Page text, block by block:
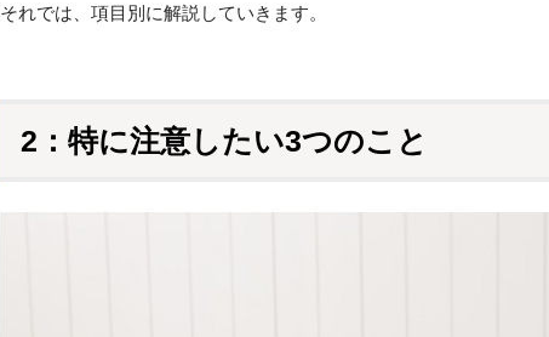
それでは、項目別に解説していきます。
2：特に注意したい3つのこと